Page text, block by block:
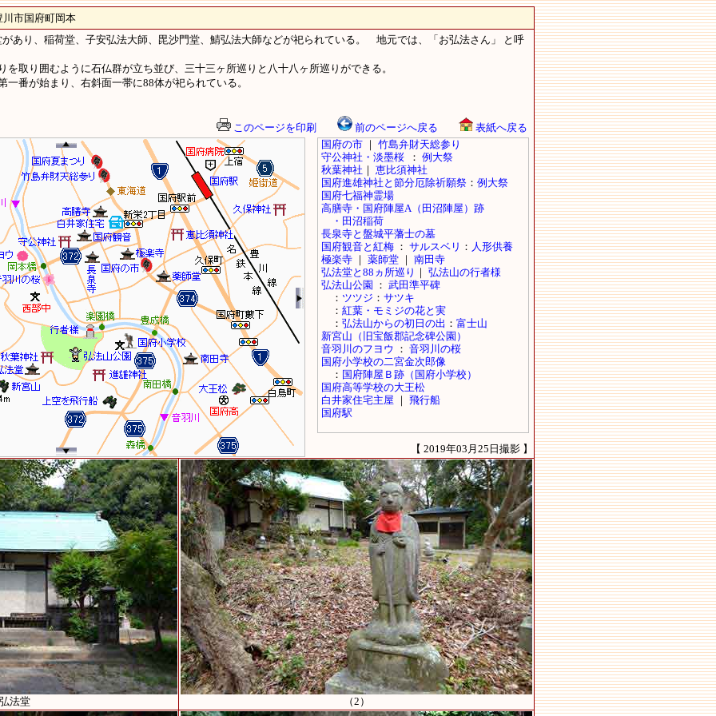
国府町岡本
あり、稲荷堂、子安弘法大師、毘沙門堂、鯖弘法大師などが祀られている。 地元では、「お弘法さん」 と呼
を取り囲むように石仏群が立ち並び、三十三ヶ所巡りと八十八ヶ所巡りができる。
番が始まり、右斜面一帯に88体が祀られている。
このページを印刷 前のページへ戻る 表紙へ戻る
【 2019年03月25日撮影 】
法堂 （2）